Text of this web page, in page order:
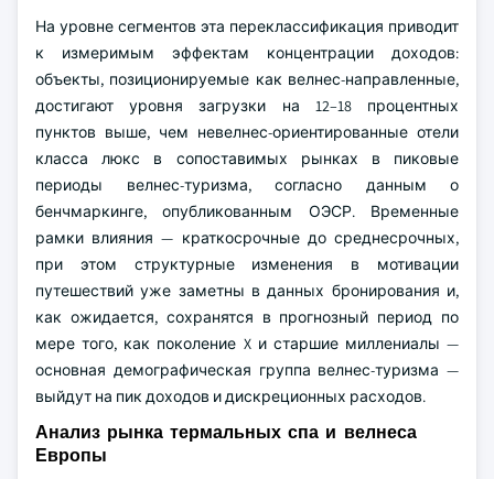
На уровне сегментов эта переклассификация приводит
к измеримым эффектам концентрации доходов:
объекты, позиционируемые как велнес-направленные,
достигают уровня загрузки на 12–18 процентных
пунктов выше, чем невелнес-ориентированные отели
класса люкс в сопоставимых рынках в пиковые
периоды велнес-туризма, согласно данным о
бенчмаркинге, опубликованным ОЭСР. Временные
рамки влияния — краткосрочные до среднесрочных,
при этом структурные изменения в мотивации
путешествий уже заметны в данных бронирования и,
как ожидается, сохранятся в прогнозный период по
мере того, как поколение X и старшие миллениалы —
основная демографическая группа велнес-туризма —
выйдут на пик доходов и дискреционных расходов.
Анализ рынка термальных спа и велнеса
Европы